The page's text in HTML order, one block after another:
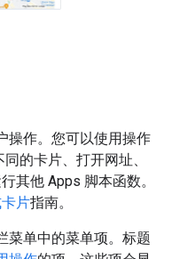
操作。您可以使用操作
的卡片、打开网址、
其他 Apps 脚本函数。
片指南。
菜单中的菜单项。标题